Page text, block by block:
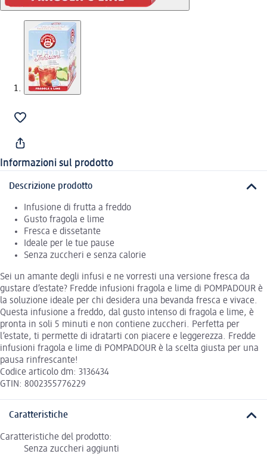
Informazioni sul prodotto
Descrizione prodotto
Infusione di frutta a freddo
Gusto fragola e lime
Fresca e dissetante
Ideale per le tue pause
Senza zuccheri e senza calorie
Sei un amante degli infusi e ne vorresti una versione fresca da
gustare d’estate? Fredde infusioni fragola e lime di POMPADOUR è
la soluzione ideale per chi desidera una bevanda fresca e vivace.
Questa infusione a freddo, dal gusto intenso di fragola e lime, è
pronta in soli 5 minuti e non contiene zuccheri. Perfetta per
l’estate, ti permette di idratarti con piacere e leggerezza. Fredde
infusioni fragola e lime di POMPADOUR è la scelta giusta per una
pausa rinfrescante!
Codice articolo dm: 3136434
GTIN: 8002355776229
Caratteristiche
Caratteristiche del prodotto:
Senza zuccheri aggiunti